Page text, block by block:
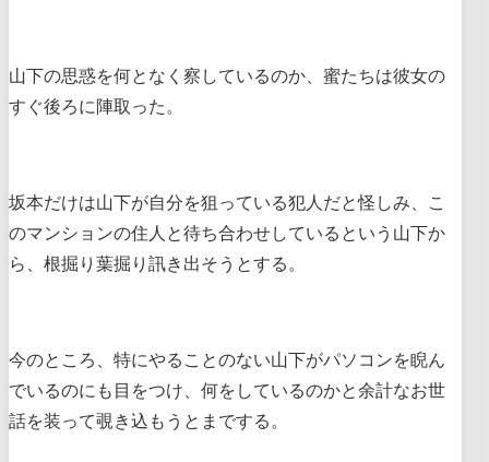
山下の思惑を何となく察しているのか、蜜たちは彼女の
すぐ後ろに陣取った。
坂本だけは山下が自分を狙っている犯人だと怪しみ、こ
のマンションの住人と待ち合わせしているという山下か
ら、根掘り葉掘り訊き出そうとする。
今のところ、特にやることのない山下がパソコンを睨ん
でいるのにも目をつけ、何をしているのかと余計なお世
話を装って覗き込もうとまでする。